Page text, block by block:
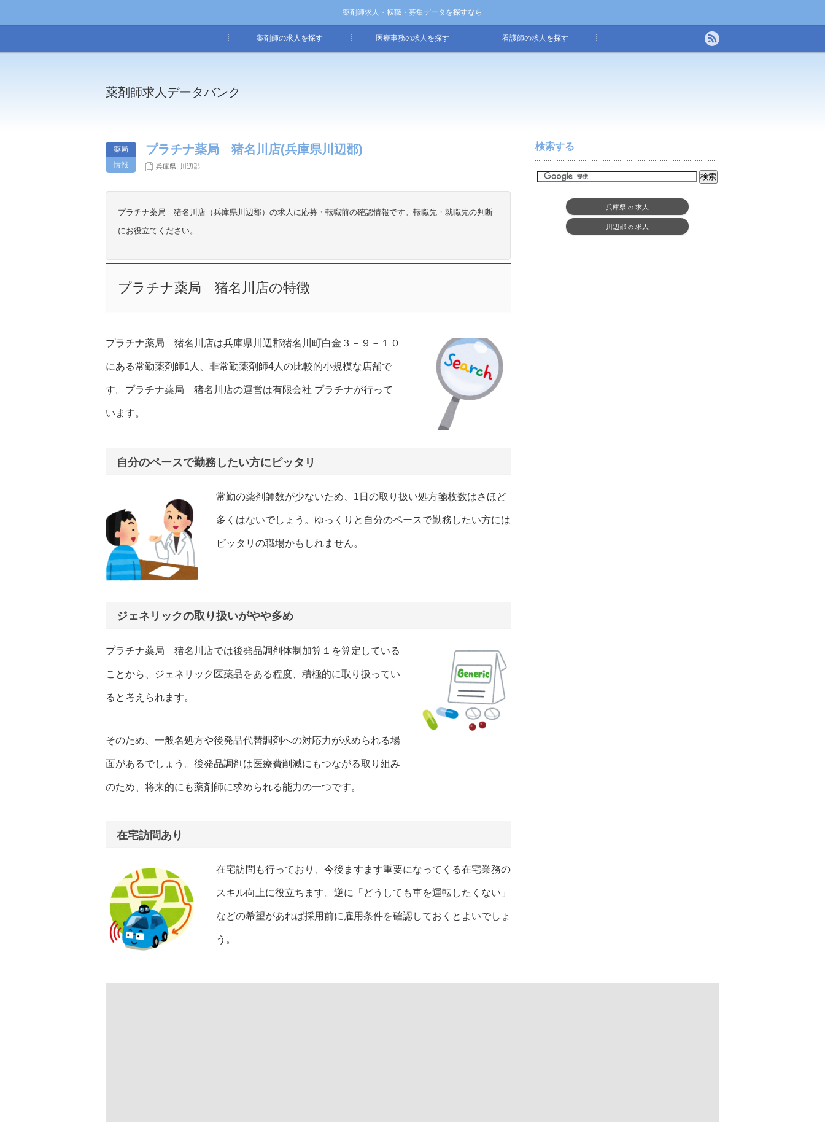
薬剤師求人・転職・募集データを探すなら
薬剤師の求人を探す 医療事務の求人を探す 看護師の求人を探す
薬剤師求人データバンク
薬局
情報
プラチナ薬局 猪名川店(兵庫県川辺郡)
兵庫県 川辺郡
プラチナ薬局 猪名川店（兵庫県川辺郡）の求人に応募・転職前の確認情報です。転職先・就職先の判断
にお役立てください。
プラチナ薬局 猪名川店の特徴
プラチナ薬局 猪名川店は兵庫県川辺郡猪名川町白金３－９－１０
にある常勤薬剤師1人、非常勤薬剤師4人の比較的小規模な店舗で
す。プラチナ薬局 猪名川店の運営は有限会社 プラチナが行って
います。
自分のペースで勤務したい方にピッタリ
常勤の薬剤師数が少ないため、1日の取り扱い処方箋枚数はさほど
多くはないでしょう。ゆっくりと自分のペースで勤務したい方には
ピッタリの職場かもしれません。
ジェネリックの取り扱いがやや多め
プラチナ薬局 猪名川店では後発品調剤体制加算１を算定している
ことから、ジェネリック医薬品をある程度、積極的に取り扱ってい
ると考えられます。
そのため、一般名処方や後発品代替調剤への対応力が求められる場
面があるでしょう。後発品調剤は医療費削減にもつながる取り組み
のため、将来的にも薬剤師に求められる能力の一つです。
在宅訪問あり
在宅訪問も行っており、今後ますます重要になってくる在宅業務の
スキル向上に役立ちます。逆に「どうしても車を運転したくない」
などの希望があれば採用前に雇用条件を確認しておくとよいでしょ
う。
検索する
兵庫県 の 求人
川辺郡 の 求人